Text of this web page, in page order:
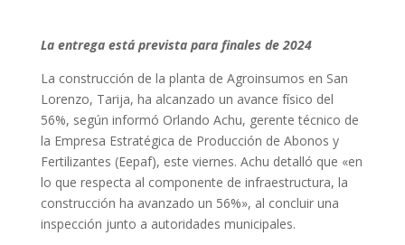
La entrega está prevista para finales de 2024
La construcción de la planta de Agroinsumos en San
Lorenzo, Tarija, ha alcanzado un avance físico del
56%, según informó Orlando Achu, gerente técnico de
la Empresa Estratégica de Producción de Abonos y
Fertilizantes (Eepaf), este viernes. Achu detalló que «en
lo que respecta al componente de infraestructura, la
construcción ha avanzado un 56%», al concluir una
inspección junto a autoridades municipales.